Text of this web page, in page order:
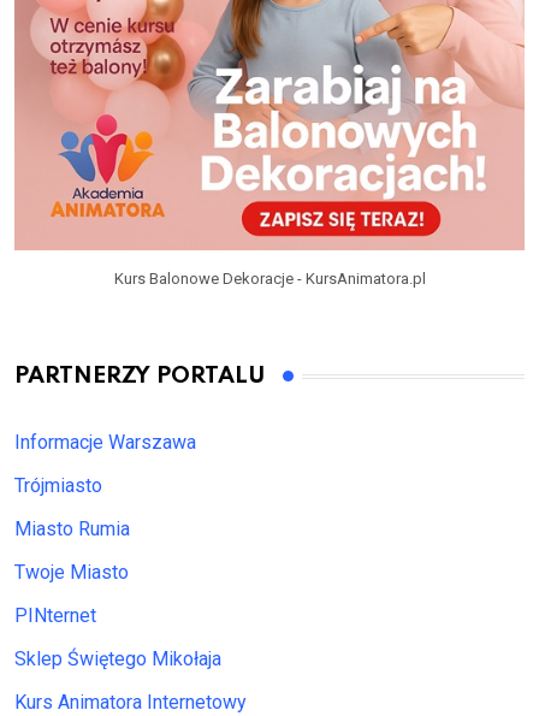
Kurs Balonowe Dekoracje - KursAnimatora.pl
PARTNERZY PORTALU
Informacje Warszawa
Trójmiasto
Miasto Rumia
Twoje Miasto
PINternet
Sklep Świętego Mikołaja
Kurs Animatora Internetowy